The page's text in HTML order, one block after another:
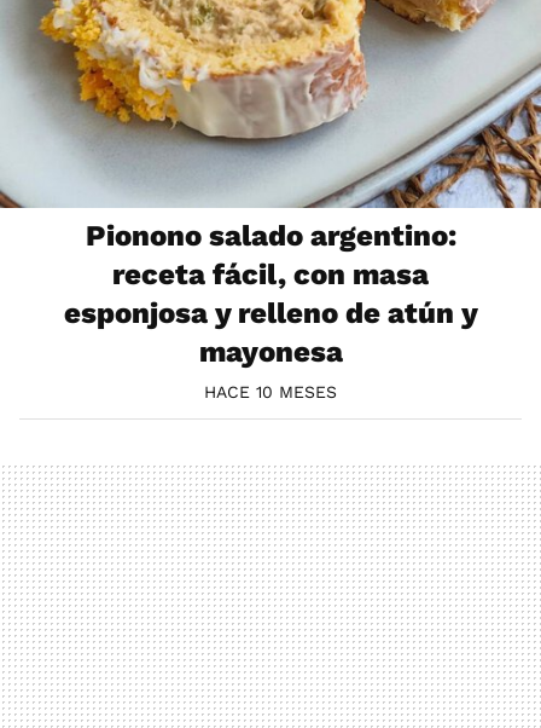
Pionono salado argentino:
receta fácil, con masa
esponjosa y relleno de atún y
mayonesa
HACE 10 MESES